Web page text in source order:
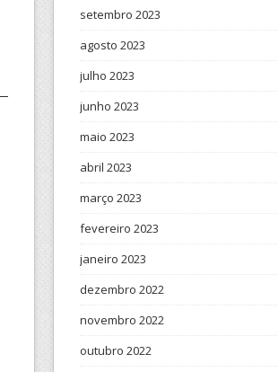
setembro 2023
agosto 2023
julho 2023
junho 2023
maio 2023
abril 2023
março 2023
fevereiro 2023
janeiro 2023
dezembro 2022
novembro 2022
outubro 2022